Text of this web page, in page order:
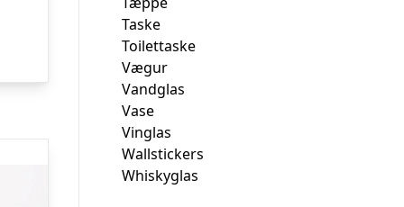
Taske
Toilettaske
Vægur
Vandglas
Vase
Vinglas
Wallstickers
Whiskyglas